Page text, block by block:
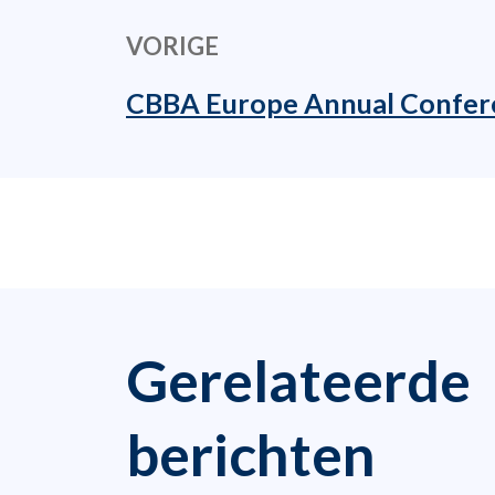
VORIGE
CBBA Europe Annual
Gerelateerde
berichten